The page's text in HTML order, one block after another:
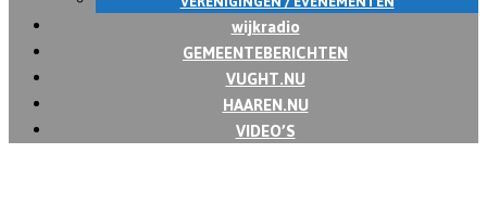
wijkradio
GEMEENTEBERICHTEN
VUGHT.NU
HAAREN.NU
VIDEO’S